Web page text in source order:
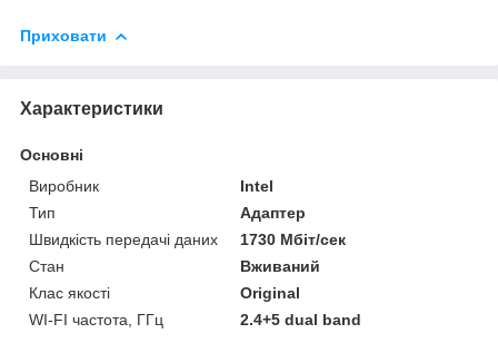
Приховати
Характеристики
Основні
Виробник
Intel
Тип
Адаптер
Швидкість передачі даних
1730 Мбіт/сек
Стан
Вживаний
Клас якості
Original
WI-FI частота, ГГц
2.4+5 dual band